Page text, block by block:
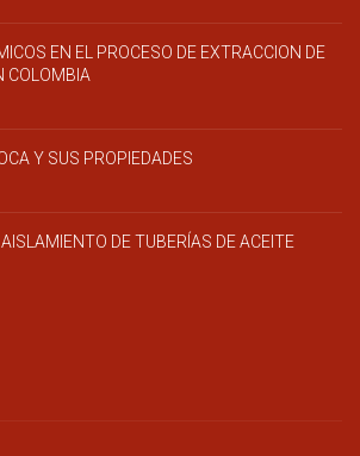
EN EL PROCESO DE EXTRACCION DE
COLOMBIA
Y SUS PROPIEDADES
DE TUBERÍAS DE ACEITE